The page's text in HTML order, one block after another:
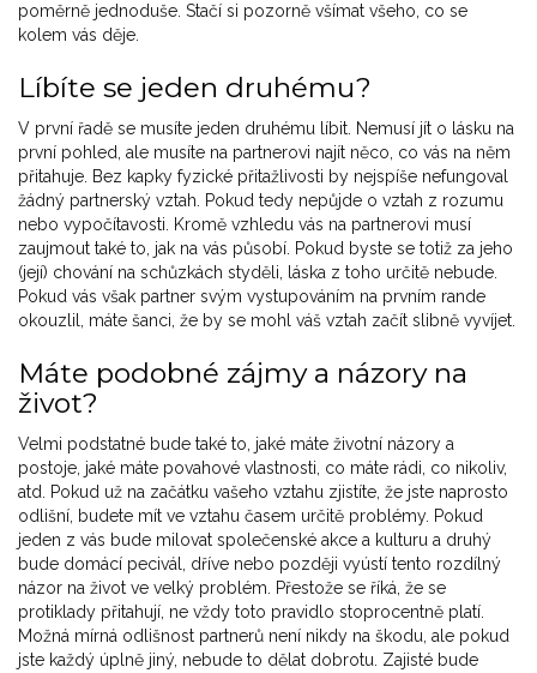
poměrně jednoduše. Stačí si pozorně všímat všeho, co se
kolem vás děje.
Líbíte se jeden druhému?
V první řadě se musíte jeden druhému líbit. Nemusí jít o lásku na
první pohled, ale musíte na partnerovi najít něco, co vás na něm
přitahuje. Bez kapky fyzické přitažlivosti by nejspíše nefungoval
žádný partnerský vztah. Pokud tedy nepůjde o vztah z rozumu
nebo vypočítavosti. Kromě vzhledu vás na partnerovi musí
zaujmout také to, jak na vás působí. Pokud byste se totiž za jeho
(její) chování na schůzkách styděli, láska z toho určitě nebude.
Pokud vás však partner svým vystupováním na prvním rande
okouzlil, máte šanci, že by se mohl váš vztah začít slibně vyvíjet.
Máte podobné zájmy a názory na
život?
Velmi podstatné bude také to, jaké máte životní názory a
postoje, jaké máte povahové vlastnosti, co máte rádi, co nikoliv,
atd. Pokud už na začátku vašeho vztahu zjistíte, že jste naprosto
odlišní, budete mít ve vztahu časem určitě problémy. Pokud
jeden z vás bude milovat společenské akce a kulturu a druhý
bude domácí pecivál, dříve nebo později vyústí tento rozdílný
názor na život ve velký problém. Přestože se říká, že se
protiklady přitahují, ne vždy toto pravidlo stoprocentně platí.
Možná mírná odlišnost partnerů není nikdy na škodu, ale pokud
jste každý úplně jiný, nebude to dělat dobrotu. Zajisté bude